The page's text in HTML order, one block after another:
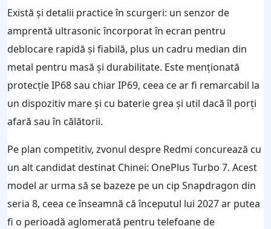
Există și detalii practice în scurgeri: un senzor de
amprentă ultrasonic încorporat în ecran pentru
deblocare rapidă și fiabilă, plus un cadru median din
metal pentru masă și durabilitate. Este menționată
protecție IP68 sau chiar IP69, ceea ce ar fi remarcabil la
un dispozitiv mare și cu baterie grea și util dacă îl porți
afară sau în călătorii.
Pe plan competitiv, zvonul despre Redmi concurează cu
un alt candidat destinat Chinei: OnePlus Turbo 7. Acest
model ar urma să se bazeze pe un cip Snapdragon din
seria 8, ceea ce înseamnă că începutul lui 2027 ar putea
fi o perioadă aglomerată pentru telefoane de